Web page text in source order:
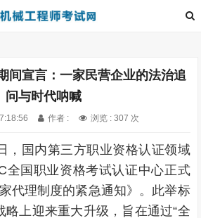
间宣言：一家民营企业的法治追
问与时代呐喊
作者 : 浏览 : 307 次
，国内第三方职业资格认证领域
国职业资格考试认证中心正式
代理制度的紧急通知》。此举标
略上迎来重大升级，旨在通过“全